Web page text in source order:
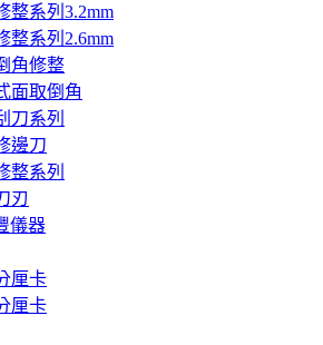
整系列3.2mm
整系列2.6mm
角修整
面取倒角
刀系列
邊刀
整系列
刃
儀器
厘卡
厘卡